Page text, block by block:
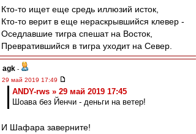
Кто-то ищет еще средь иллюзий исток,
Кто-то верит в еще нераскрывшийся клевер -
Оседлавшие тигра спешат на Восток,
Превратившийся в тигра уходит на Север.
agk -
29 май 2019 17:49
ANDY-rws » 29 май 2019 17:45
Шоава без Йенчи - деньги на ветер!
И Шафара заверните!